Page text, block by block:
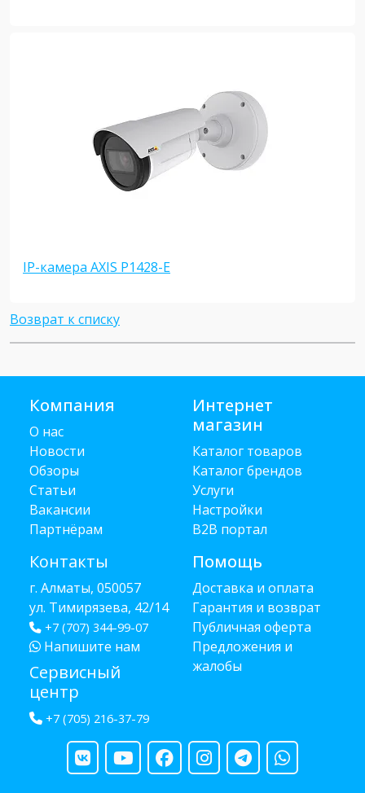
IP-камера AXIS P1428-E
Возврат к списку
Компания
О нас
Новости
Обзоры
Статьи
Вакансии
Партнёрам
Контакты
г. Алматы, 050057
ул. Тимирязева, 42/14
+7 (707) 344-99-07
Напишите нам
Сервисный
центр
+7 (705) 216-37-79
Интернет
магазин
Каталог товаров
Каталог брендов
Услуги
Настройки
B2B портал
Помощь
Доставка и оплата
Гарантия и возврат
Публичная оферта
Предложения и
жалобы